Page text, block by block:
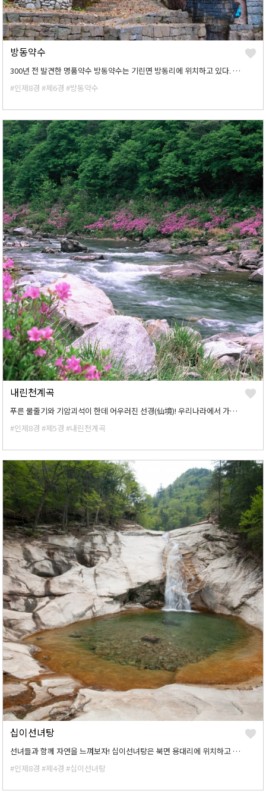
방동약수
300년 전 발견한 명품약수 방동약수는 기린면 방동리에 위치하고 있다. 물맛도 물맛이지만 강원도 특유의 정취를 그대로 느낄 수 있는 곳으로 인제를 들른 방문객이라면 한번 찾아가 볼만한 곳이다.
#인제8경 #제6경 #방동약수
내린천계곡
푸른 물줄기와 기암괴석이 한데 어우러진 선경(仙境)! 우리나라에서 가장 아름답고 깨끗한 계곡을 꼽는다면, 대번에 강원도 인제군에 자리잡고 있는 내린천을 떠 올릴 수 있을 것이다.
#인제8경 #제5경 #내린천계곡
십이선녀탕
선녀들과 함께 자연을 느껴보자! 십이선녀탕은 북면 용대리에 위치하고 있다. 폭포와 탕이 연속으로 구슬같은 푸른 물과 우레와 같은 괴성으로 갖은 변화와 기교를 부리면서 흐르는 모습은 정말 장관이다 란 말이 절로 나오게끔 한다.
#인제8경 #제4경 #십이선녀탕